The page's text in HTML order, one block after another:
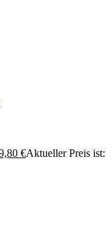
€Aktueller Preis ist: